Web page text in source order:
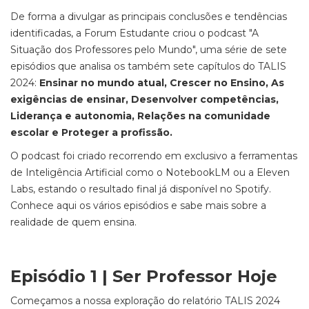
De forma a divulgar as principais conclusões e tendências
identificadas, a Forum Estudante criou o podcast "A
Situação dos Professores pelo Mundo", uma série de sete
episódios que analisa os também sete capítulos do TALIS
2024: Ensinar no mundo atual, Crescer no Ensino, As
exigências de ensinar, Desenvolver competências,
Liderança e autonomia, Relações na comunidade
escolar e Proteger a profissão.
O podcast foi criado recorrendo em exclusivo a ferramentas
de Inteligência Artificial como o NotebookLM ou a Eleven
Labs, estando o resultado final já disponível no Spotify.
Conhece aqui os vários episódios e sabe mais sobre a
realidade de quem ensina.
Episódio 1 | Ser Professor Hoje
Começamos a nossa exploração do relatório TALIS 2024